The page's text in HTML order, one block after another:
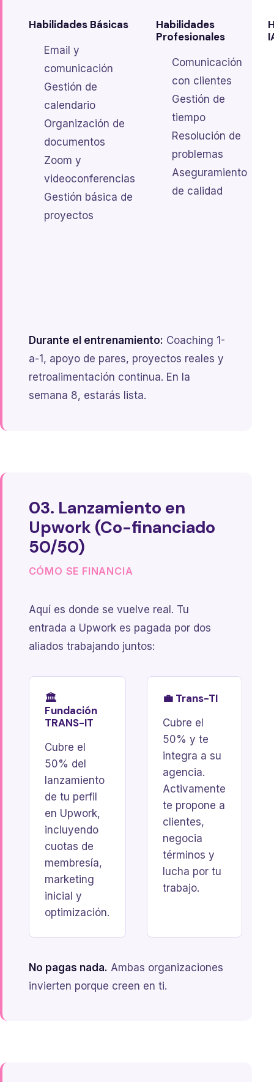
Habilidades Básicas
Email y
comunicación
Gestión de
calendario
Organización de
documentos
Zoom y
videoconferencias
Gestión básica de
proyectos
Habilidades
Profesionales
Comunicación
con clientes
Gestión de
tiempo
Resolución de
problemas
Aseguramiento
de calidad
Durante el entrenamiento: Coaching 1-
a-1, apoyo de pares, proyectos reales y
retroalimentación continua. En la
semana 8, estarás lista.
03. Lanzamiento en
Upwork (Co-financiado
50/50)
CÓMO SE FINANCIA
Aquí es donde se vuelve real. Tu
entrada a Upwork es pagada por dos
aliados trabajando juntos:
🏛️
Fundación
TRANS-IT
Cubre el
50% del
lanzamiento
de tu perfil
en Upwork,
incluyendo
cuotas de
membresía,
marketing
inicial y
optimización.
💼 Trans-TI
Cubre el
50% y te
integra a su
agencia.
Activamente
te propone a
clientes,
negocia
términos y
lucha por tu
trabajo.
No pagas nada. Ambas organizaciones
invierten porque creen en ti.